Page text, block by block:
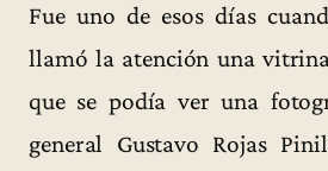
Fue uno de esos días
llamó la atención una
que se podía ver una
general Gustavo Rojas